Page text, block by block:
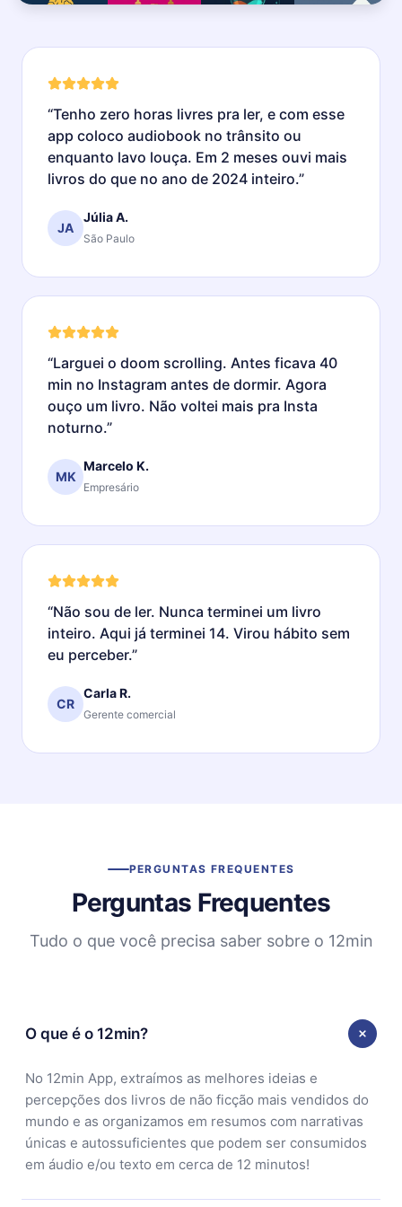
“Tenho zero horas livres pra ler, e com esse
app coloco audiobook no trânsito ou
enquanto lavo louça. Em 2 meses ouvi mais
livros do que no ano de 2024 inteiro.”
JA
Júlia A.
São Paulo
“Larguei o doom scrolling. Antes ficava 40
min no Instagram antes de dormir. Agora
ouço um livro. Não voltei mais pra Insta
noturno.”
MK
Marcelo K.
Empresário
“Não sou de ler. Nunca terminei um livro
inteiro. Aqui já terminei 14. Virou hábito sem
eu perceber.”
CR
Carla R.
Gerente comercial
PERGUNTAS FREQUENTES
Perguntas Frequentes
Tudo o que você precisa saber sobre o 12min
O que é o 12min?
No 12min App, extraímos as melhores ideias e
percepções dos livros de não ficção mais vendidos do
mundo e as organizamos em resumos com narrativas
únicas e autossuficientes que podem ser consumidos
em áudio e/ou texto em cerca de 12 minutos!